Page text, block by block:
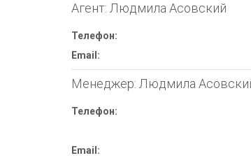
Агент: Людмила Асовский
Телефон:
Email:
Менеджер: Людмила
Телефон:
Email: